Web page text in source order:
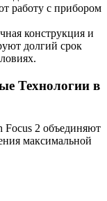
работу с прибором
конструкция и
долгий срок
Технологии в
Focus 2 объединяют
максимальной